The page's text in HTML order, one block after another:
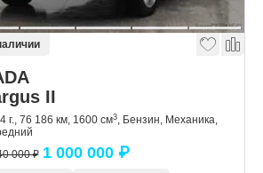
II
г., 76 186 км, 1600 см3, Бензин, Механика,
000 ₽ 1 000 000 ₽